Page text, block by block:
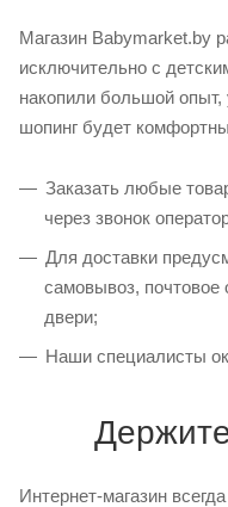
Магазин Babymarket.by
исключительно с
накопили большой
шопинг будет
Заказать любые
через звонок
Для доставки
самовывоз, почтовое
двери;
Наши специалисты
Интернет-магазин